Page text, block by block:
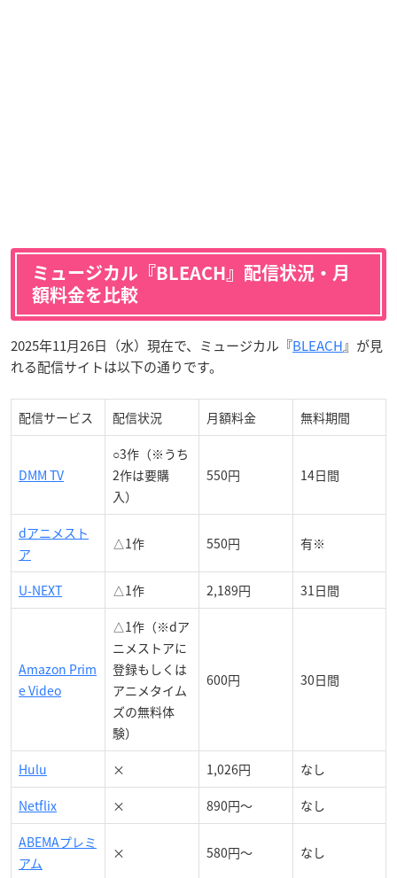
ミュージカル『BLEACH』配信状況・月
額料金を比較
2025年11月26日（水）現在で、ミュージカル『BLEACH』が見
れる配信サイトは以下の通りです。
配信サービス 配信状況 月額料金 無料期間
DMM TV
○3作（※うち
2作は要購
入）
550円 14日間
dアニメスト
ア
△1作 550円 有※
U-NEXT △1作 2,189円 31日間
Amazon Prim
e Video
△1作（※dア
ニメストアに
登録もしくは
アニメタイム
ズの無料体
験）
600円 30日間
Hulu × 1,026円 なし
Netflix × 890円～ なし
ABEMAプレミ
アム
× 580円～ なし